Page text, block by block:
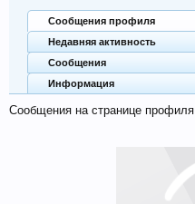
Сообщения профиля
Недавняя активность
Сообщения
Информация
Сообщения на странице профиля